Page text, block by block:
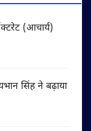
(आचार्य)
सिंह ने बढ़ाया